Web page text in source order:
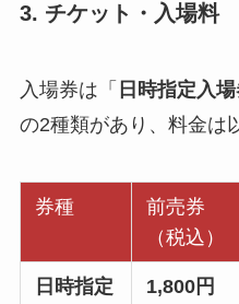
3. チケット・入場料
入場券は「 日時指定入
の2種類があり、料金は
券種
前売券
（税込）
日時指定
1,800円